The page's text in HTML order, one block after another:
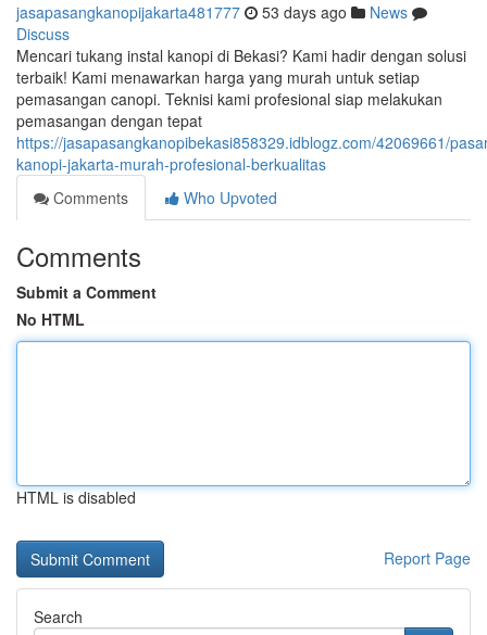
jasapasangkanopijakarta481777 53 days ago
News
Discuss
Mencari tukang instal kanopi di Bekasi? Kami hadir dengan solusi
terbaik! Kami menawarkan harga yang murah untuk setiap
pemasangan canopi. Teknisi kami profesional siap melakukan
pemasangan dengan tepat
https://jasapasangkanopibekasi858329.idblogz.com/42069661/
kanopi-jakarta-murah-profesional-berkualitas
Comments
Who Upvoted
Comments
Submit a Comment
No HTML
HTML is disabled
Report Page
Search